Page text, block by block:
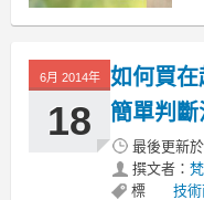
產
說
可
6月 2014年
18
如何買
簡單判斷
最後更新於
撰文者：
標
技